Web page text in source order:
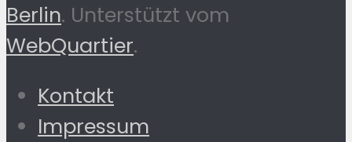
Berlin. Unterstützt vom
WebQuartier.
Kontakt
Impressum